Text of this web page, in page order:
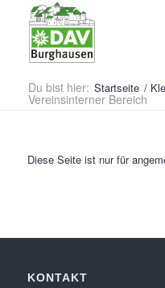
Du bist hier: Startseite /
Vereinsinterner Bereich
Diese Seite ist nur für
KONTAKT